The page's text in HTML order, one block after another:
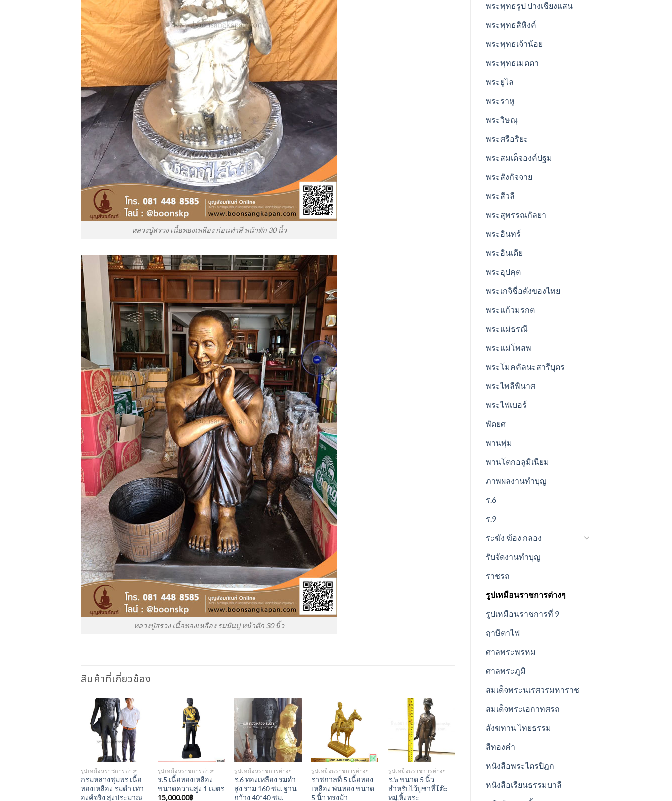
พระพุทธรูป ปางเชียงแสน
พระพุทธสิหิงค์
พระพุทธเจ้าน้อย
พระพุทธเมตตา
พระยูไล
พระราหู
พระวิษณุ
พระศรีอริยะ
พระสมเด็จองค์ปฐม
พระสังกัจจาย
พระสีวลี
พระสุพรรณกัลยา
พระอินทร์
พระอินเดีย
พระอุปคุต
พระเกจิชื่อดังของไทย
พระแก้วมรกต
พระแม่ธรณี
พระแม่โพสพ
พระโมคคัลนะสารีบุตร
พระไพลีพินาศ
พระไฟเบอร์
พัดยศ
พานพุ่ม
พานโตกอลูมิเนียม
ภาพผลงานทำบุญ
ร.6
ร.9
ระฆัง ฆ้อง กลอง
รับจัดงานทำบุญ
ราชรถ
รูปเหมือนราชการต่างๆ
รูปเหมือนราชการที่ 9
ฤาษีตาไฟ
ศาลพระพรหม
ศาลพระภูมิ
สมเด็จพระนเรศวรมหาราช
สมเด็จพระเอกาทศรถ
สังฆทาน ไทยธรรม
สีทองคำ
หนังสือพระไตรปิฎก
หนังสือเรียนธรรมบาลี
หลวงปู่สรวง เนื้อทองเหลือง ก่อนทำสี หน้าตัก 30 นิ้ว
หลวงปู่สรวง เนื้อทองเหลือง รมมันปู หน้าตัก 30 นิ้ว
สินค้าที่เกี่ยวข้อง
Add to
Wishlist
รูปเหมือนราชการต่างๆ
กรมหลวงชุมพร เนื้อ
ทองเหลือง รมดำ เท่า
องค์จริง สูงประมาณ
Add to
Wishlist
รูปเหมือนราชการต่างๆ
ร.5 เนื้อทองเหลือง
ขนาดความสูง 1 เมตร
15,000.00฿
Add to
Wishlist
รูปเหมือนราชการต่างๆ
ร.6 ทองเหลือง รมดำ
สูง รวม 160 ซม. ฐาน
กว้าง 40*40 ซม.
Add to
Wishlist
รูปเหมือนราชการต่างๆ
ราชกาลที่ 5 เนื้อทอง
เหลือง พ่นทอง ขนาด
5 นิ้ว ทรงม้า
Add to
Wishlist
รูปเหมือนราชการต่างๆ
ร.๖ ขนาด 5 นิ้ว
สำหรับไว้บูชาที่โต๊ะ
หมู่,หิ้งพระ